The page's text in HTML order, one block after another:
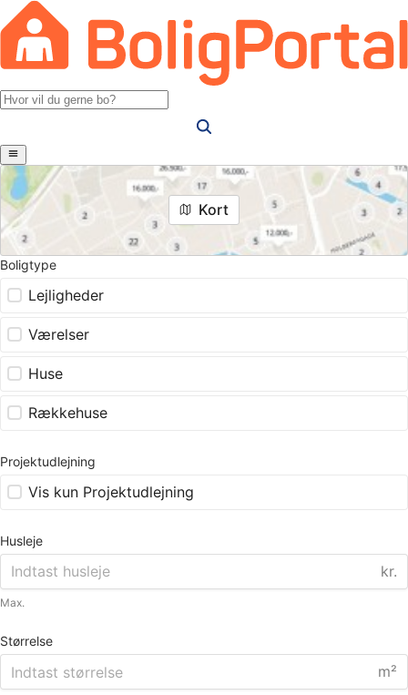
Kort
Boligtype
Lejligheder
Værelser
Huse
Rækkehuse
Projektudlejning
Vis kun Projektudlejning
Husleje
kr.
Max.
Størrelse
m²